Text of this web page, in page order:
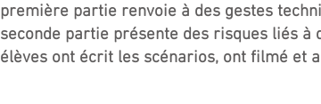
première partie renvoie à des gestes
seconde partie présente des risques liés
élèves ont écrit les scénarios, ont filmé et